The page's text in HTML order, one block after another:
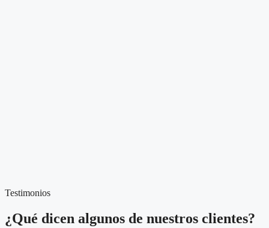
Testimonios
¿Qué dicen algunos de nuestros clientes?